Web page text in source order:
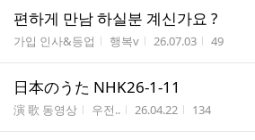
편하게 만남 하실분 계신가요 ?
게시판명
가입 인사&등업 작성자
행복v 작성시간
26.07.03 조회수
49
日本のうた NHK26-1-11
게시판명
演 歌 동영상 작성자
우전.. 작성시간
26.04.22 조회수
134